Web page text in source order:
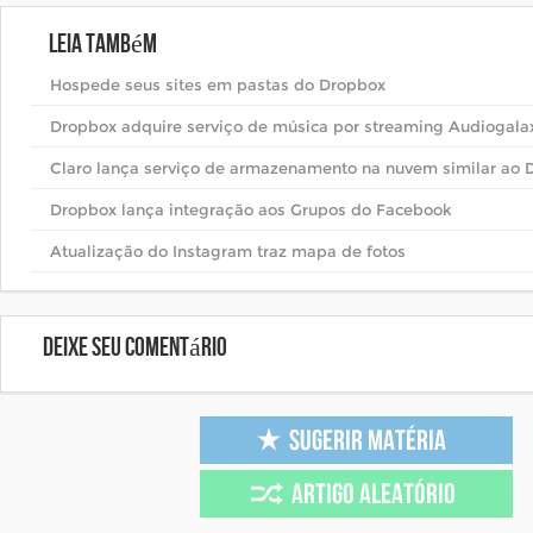
Leia também
Hospede seus sites em pastas do Dropbox
Dropbox adquire serviço de música por streaming
Claro lança serviço de armazenamento na nuvem similar ao
Dropbox lança integração aos Grupos do Facebook
Atualização do Instagram traz mapa de fotos
Deixe seu comentário